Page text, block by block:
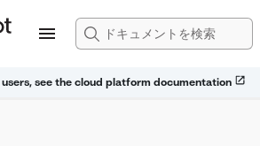
see the cloud platform documentation